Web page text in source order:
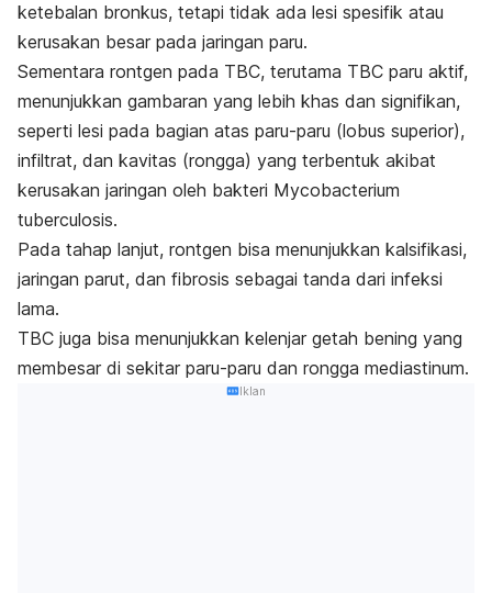
ketebalan bronkus, tetapi tidak ada lesi spesifik atau
kerusakan besar pada jaringan paru.
Sementara rontgen pada TBC, terutama TBC paru aktif,
menunjukkan gambaran yang lebih khas dan signifikan,
seperti lesi pada bagian atas paru-paru (lobus superior),
infiltrat, dan kavitas (rongga) yang terbentuk akibat
kerusakan jaringan oleh bakteri Mycobacterium
tuberculosis.
Pada tahap lanjut, rontgen bisa menunjukkan kalsifikasi,
jaringan parut, dan fibrosis sebagai tanda dari infeksi
lama.
TBC juga bisa menunjukkan kelenjar getah bening yang
membesar di sekitar paru-paru dan rongga mediastinum.
Iklan